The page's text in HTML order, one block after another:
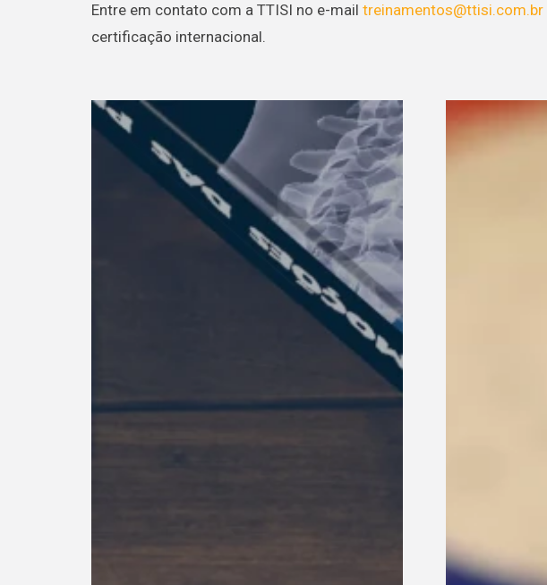
Entre em contato com a TTISI no e-mail treinamentos@ttisi.com.br
certificação internacional.